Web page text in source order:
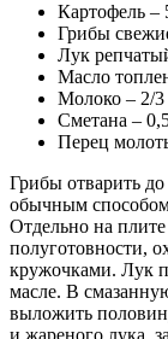
Картофель –
Грибы
Лук
Масло
Молоко – 2/3
Сметана –
Перец
Грибы отварить
обычным
Отдельно на
полуготовности,
кружочками. Лук
масле. В
выложить
и жареного лука,